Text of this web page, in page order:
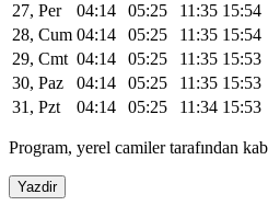
27, Per
04:14 05:25 11:35 15:54
28, Cum 04:14 05:25 11:35 15:54
29, Cmt 04:14 05:25 11:35 15:53
30, Paz
04:14 05:25 11:35 15:53
31, Pzt
04:14 05:25 11:34 15:53
Program, yerel camiler tarafından
Yazdir